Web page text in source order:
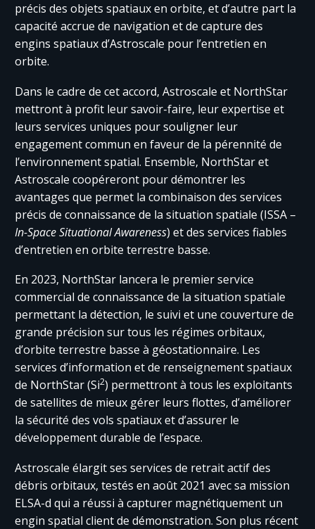
précis des objets spatiaux en orbite, et d’autre part la
capacité accrue de navigation et de capture des
engins spatiaux d’Astroscale pour l’entretien en
orbite.
Dans le cadre de cet accord, Astroscale et NorthStar
mettront à profit leur savoir-faire, leur expertise et
leurs services uniques pour souligner leur
engagement commun en faveur de la pérennité de
l’environnement spatial. Ensemble, NorthStar et
Astroscale coopéreront pour démontrer les
avantages que permet la combinaison des services
précis de connaissance de la situation spatiale (ISSA –
In-Space Situational Awareness) et des services fiables
d’entretien en orbite terrestre basse.
En 2023, NorthStar lancera le premier service
commercial de connaissance de la situation spatiale
permettant la détection, le suivi et une couverture de
grande précision sur tous les régimes orbitaux,
d’orbite terrestre basse à géostationnaire. Les
services d’information et de renseignement spatiaux
de NorthStar (Si2) permettront à tous les exploitants
de satellites de mieux gérer leurs flottes, d’améliorer
la sécurité des vols spatiaux et d’assurer le
développement durable de l’espace.
Astroscale élargit ses services de retrait actif des
débris orbitaux, testés en août 2021 avec sa mission
ELSA-d qui a réussi à capturer magnétiquement un
engin spatial client de démonstration. Son plus récent